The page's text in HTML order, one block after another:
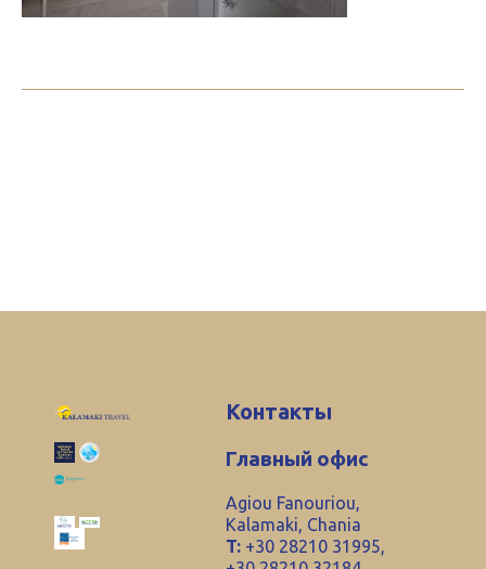
Контакты
Главный офис
Agiou Fanouriou,
Kalamaki, Chania
T: +30 28210 31995,